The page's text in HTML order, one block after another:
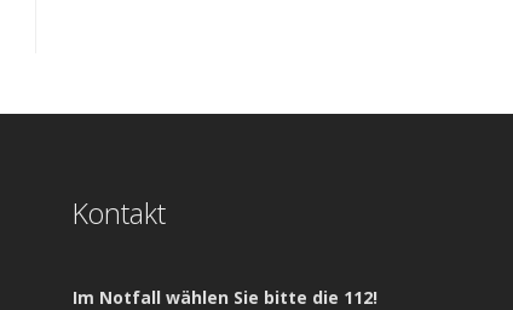
Kontakt
Im Notfall wählen Sie bitte die 112!